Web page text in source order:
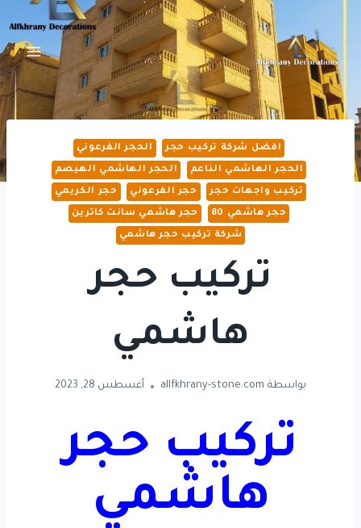
المحتوى
افضل شركة تركيب حجر الحجر الفرعوني
الحجر الهاشمي الناعم الحجر الهاشمي الهيصم
تركيب واجهات حجر حجر الفرعوني حجر الكريمي
حجر هاشمي 80 حجر هاشمي سانت كاترين
شركة تركيب حجر هاشمي
تركيب حجر
هاشمي
بواسطة allfkhrany-stone.com أغسطس 28, 2023
تركيب حجر
هاشمي